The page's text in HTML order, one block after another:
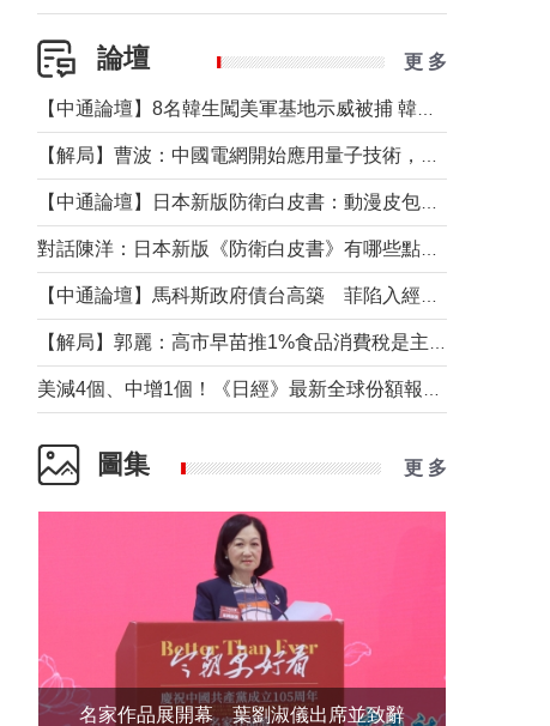
論壇 更 多
圖集 更 多
名家作品展開幕 葉劉淑儀出席並致辭